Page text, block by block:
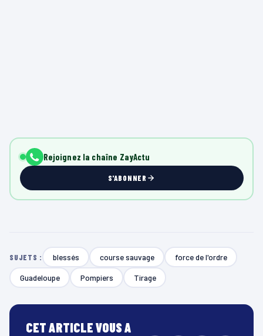
Rejoignez la chaîne ZayActu
S'ABONNER
SUJETS : blessés course sauvage force de l'ordre
Guadeloupe Pompiers Tirage
CET ARTICLE VOUS A